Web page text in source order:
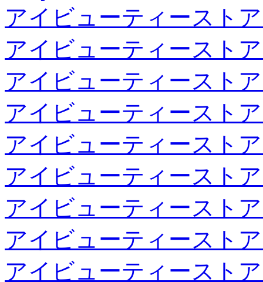
アイビューティースト
アイビューティースト
アイビューティースト
アイビューティースト
アイビューティースト
アイビューティースト
アイビューティースト
アイビューティースト
アイビューティースト